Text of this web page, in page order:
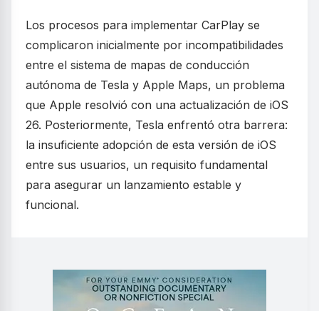
Los procesos para implementar CarPlay se
complicaron inicialmente por incompatibilidades
entre el sistema de mapas de conducción
autónoma de Tesla y Apple Maps, un problema
que Apple resolvió con una actualización de iOS
26. Posteriormente, Tesla enfrentó otra barrera:
la insuficiente adopción de esta versión de iOS
entre sus usuarios, un requisito fundamental
para asegurar un lanzamiento estable y
funcional.